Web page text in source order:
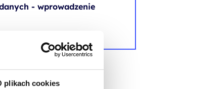
plikach cookies
- wprowadzenie
NASTĘPUJĄCE